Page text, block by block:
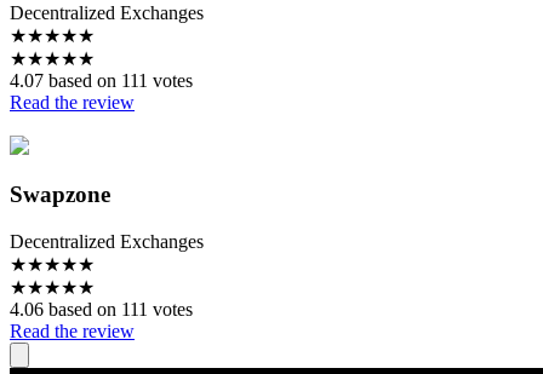
Decentralized Exchanges
★★★★★
★★★★★
4.07 based on 111 votes
Read the review
Swapzone
Decentralized Exchanges
★★★★★
★★★★★
4.06 based on 111 votes
Read the review